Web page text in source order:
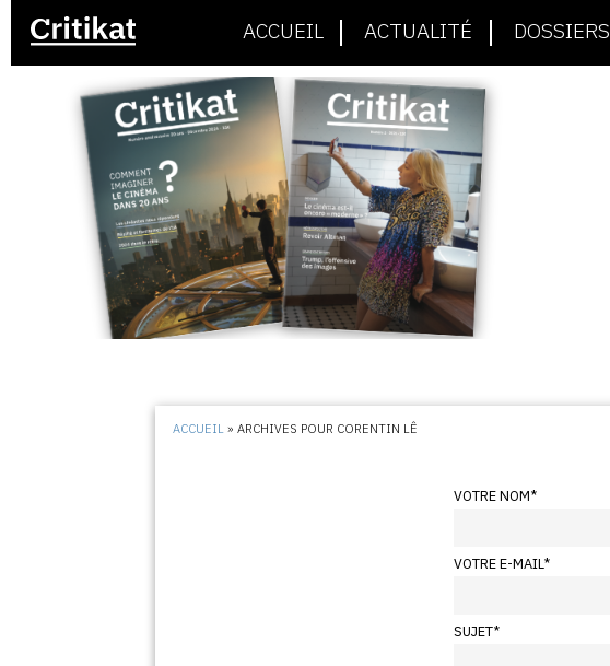
ACCUEIL ACTUALITÉ DOSSIERS
ACCUEIL »ARCHIVES POUR CORENTIN LÊ
VOTRE NOM*
VOTRE E-MAIL*
SUJET*